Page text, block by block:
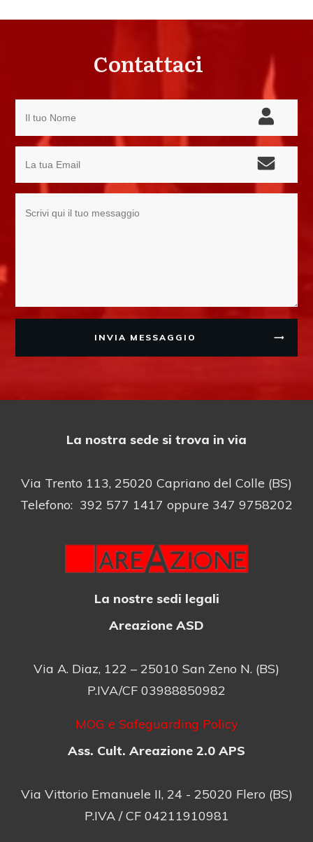
Contattaci
INVIA MESSAGGIO
La nostra sede si trova in via
Via Trento 113, 25020 Capriano del Colle (BS)
Telefono: 392 577 1417 oppure 347 9758202
La nostre sedi legali
Areazione ASD
Via A. Diaz, 122 – 25010 San Zeno N. (BS)
P.IVA/CF 03988850982
MOG e Safeguarding Policy
Ass. Cult. Areazione 2.0 APS
Via Vittorio Emanuele II, 24 - 25020 Flero (BS)
P.IVA / CF 04211910981